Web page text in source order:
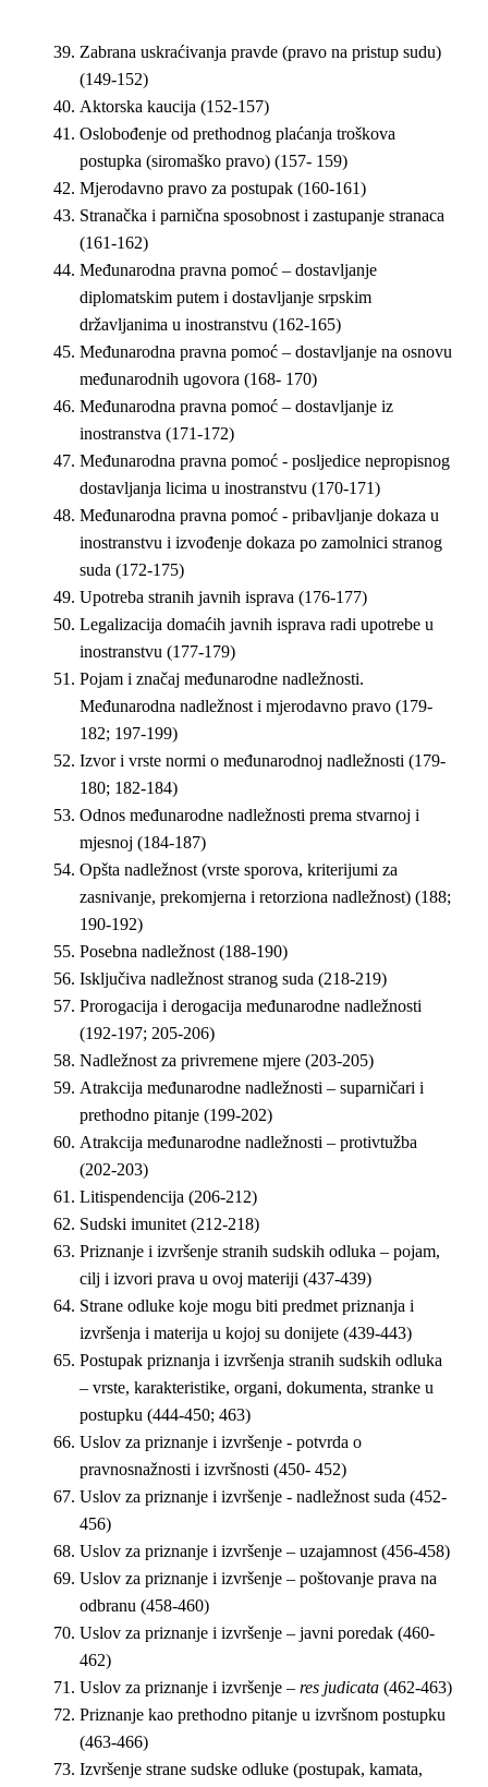
Zabrana uskraćivanja pravde (pravo na pristup sudu)
(149-152)
Aktorska kaucija (152-157)
Oslobođenje od prethodnog plaćanja troškova
postupka (siromaško pravo) (157- 159)
Mjerodavno pravo za postupak (160-161)
Stranačka i parnična sposobnost i zastupanje stranaca
(161-162)
Međunarodna pravna pomoć – dostavljanje
diplomatskim putem i dostavljanje srpskim
državljanima u inostranstvu (162-165)
Međunarodna pravna pomoć – dostavljanje na osnovu
međunarodnih ugovora (168- 170)
Međunarodna pravna pomoć – dostavljanje iz
inostranstva (171-172)
Međunarodna pravna pomoć - posljedice nepropisnog
dostavljanja licima u inostranstvu (170-171)
Međunarodna pravna pomoć - pribavljanje dokaza u
inostranstvu i izvođenje dokaza po zamolnici stranog
suda (172-175)
Upotreba stranih javnih isprava (176-177)
Legalizacija domaćih javnih isprava radi upotrebe u
inostranstvu (177-179)
Pojam i značaj međunarodne nadležnosti.
Međunarodna nadležnost i mjerodavno pravo (179-
182; 197-199)
Izvor i vrste normi o međunarodnoj nadležnosti (179-
180; 182-184)
Odnos međunarodne nadležnosti prema stvarnoj i
mjesnoj (184-187)
Opšta nadležnost (vrste sporova, kriterijumi za
zasnivanje, prekomjerna i retorziona nadležnost) (188;
190-192)
Posebna nadležnost (188-190)
Isključiva nadležnost stranog suda (218-219)
Prorogacija i derogacija međunarodne nadležnosti
(192-197; 205-206)
Nadležnost za privremene mjere (203-205)
Atrakcija međunarodne nadležnosti – suparničari i
prethodno pitanje (199-202)
Atrakcija međunarodne nadležnosti – protivtužba
(202-203)
Litispendencija (206-212)
Sudski imunitet (212-218)
Priznanje i izvršenje stranih sudskih odluka – pojam,
cilj i izvori prava u ovoj materiji (437-439)
Strane odluke koje mogu biti predmet priznanja i
izvršenja i materija u kojoj su donijete (439-443)
Postupak priznanja i izvršenja stranih sudskih odluka
– vrste, karakteristike, organi, dokumenta, stranke u
postupku (444-450; 463)
Uslov za priznanje i izvršenje - potvrda o
pravnosnažnosti i izvršnosti (450- 452)
Uslov za priznanje i izvršenje - nadležnost suda (452-
456)
Uslov za priznanje i izvršenje – uzajamnost (456-458)
Uslov za priznanje i izvršenje – poštovanje prava na
odbranu (458-460)
Uslov za priznanje i izvršenje – javni poredak (460-
462)
Uslov za priznanje i izvršenje – res judicata (462-463)
Priznanje kao prethodno pitanje u izvršnom postupku
(463-466)
Izvršenje strane sudske odluke (postupak, kamata,